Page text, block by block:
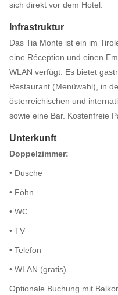
sich direkt vor dem Hotel.
Infrastruktur
Das Tia Monte ist ein im
eine Réception und einen
WLAN verfügt. Es bietet
Restaurant (Menüwahl), in
österreichischen und
sowie eine Bar. Kostenfreie
Unterkunft
Doppelzimmer:
• Dusche
• Föhn
• WC
• TV
• Telefon
• WLAN (gratis)
Optionale Buchung mit